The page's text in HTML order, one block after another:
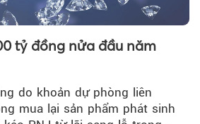
tỷ đồng nửa đầu năm
do khoản dự phòng liên
mua lại sản phẩm phát sinh